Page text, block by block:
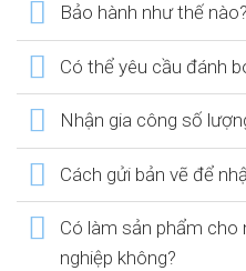
Bảo hành như thế nào?
Có thể yêu cầu đánh
Nhận gia công số
Cách gửi bản vẽ để
Có làm sản phẩm cho
nghiệp không?